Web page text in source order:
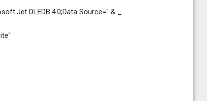
Source=" & _